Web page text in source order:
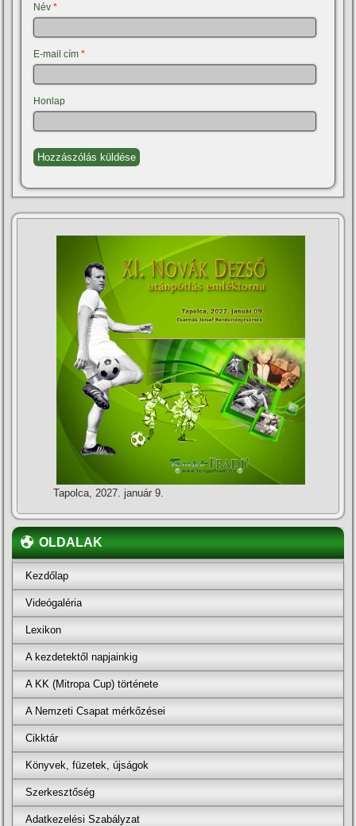
Név*
E-mail cím*
Honlap
Tapolca, 2027. január 9.
OLDALAK
Kezdőlap
Videógaléria
Lexikon
A kezdetektől napjainkig
A KK (Mitropa Cup) története
A Nemzeti Csapat mérkőzései
Cikktár
Könyvek, füzetek, újságok
Szerkesztőség
Adatkezelési Szabályzat